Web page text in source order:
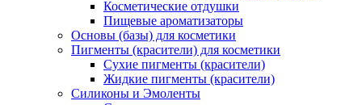
Косметические отдушки
Пищевые ароматизаторы
Основы (базы) для косметики
Пигменты (красители) для косметики
Сухие пигменты (красители)
Жидкие пигменты (красители)
Силиконы и Эмоленты